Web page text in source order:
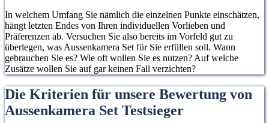
In welchem Umfang Sie nämlich die einzelnen Punkte einschätzen,
hängt letzten Endes von Ihren individuellen Vorlieben und
Präferenzen ab. Versuchen Sie also bereits im Vorfeld gut zu
überlegen, was Aussenkamera Set für Sie erfüllen soll. Wann
gebrauchen Sie es? Wie oft wollen Sie es nutzen? Auf welche
Zusätze wollen Sie auf gar keinen Fall verzichten?
Die Kriterien für unsere Bewertung von
Aussenkamera Set Testsieger